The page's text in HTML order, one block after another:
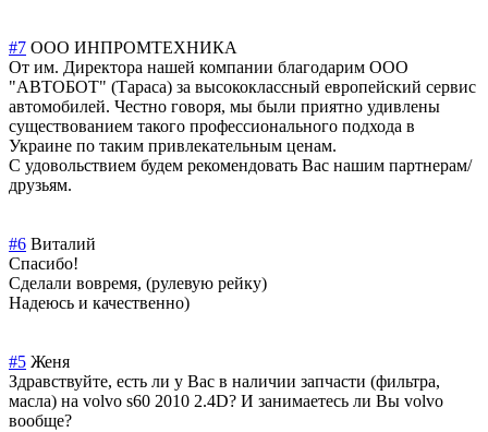
#7 ООО ИНПРОМТЕХНИКА
От им. Директора нашей компании благодарим ООО
"АВТОБОТ" (Тараса) за высококлассный европейский сервис
автомобилей. Честно говоря, мы были приятно удивлены
существованием такого профессионального подхода в
Украине по таким привлекательным ценам.
С удовольствием будем рекомендовать Вас нашим партнерам/
друзьям.
#6 Виталий
Спасибо!
Сделали вовремя, (рулевую рейку)
Надеюсь и качественно)
#5 Женя
Здравствуйте, есть ли у Вас в наличии запчасти (фильтра,
масла) на volvo s60 2010 2.4D? И занимаетесь ли Вы volvo
вообще?